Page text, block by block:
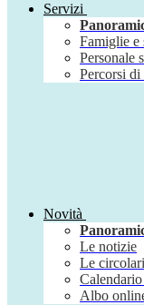
Servizi
Famiglie e
Personale
Percorsi di
Novità
Le notizie
Le circolari
Albo